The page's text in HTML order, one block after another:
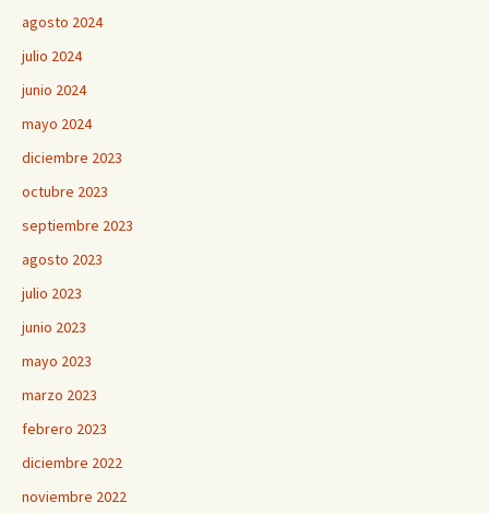
agosto 2024
julio 2024
junio 2024
mayo 2024
diciembre 2023
octubre 2023
septiembre 2023
agosto 2023
julio 2023
junio 2023
mayo 2023
marzo 2023
febrero 2023
diciembre 2022
noviembre 2022